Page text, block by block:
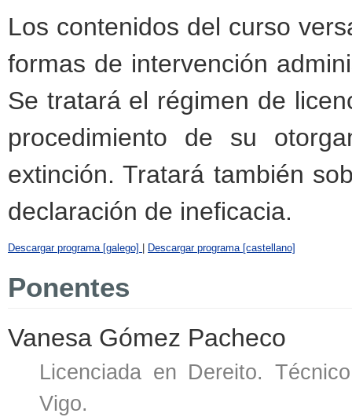
Los contenidos del curso
formas de intervención
Se tratará el régimen de
procedimiento de su
extinción. Tratará también
declaración de ineficacia.
Descargar programa [galego] Descargar programa [castellano]
Ponentes
Vanesa Gómez Pacheco
Licenciada en Dereito.
Vigo.